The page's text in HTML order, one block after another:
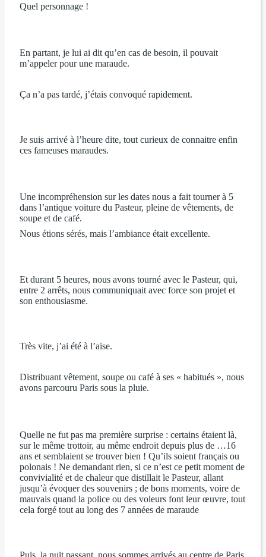
Quel personnage !
En partant, je lui ai dit qu’en cas de besoin, il pouvait
m’appeler pour une maraude.
Ça n’a pas tardé, j’étais convoqué rapidement.
Je suis arrivé à l’heure dite, tout curieux de connaitre enfin
ces fameuses maraudes.
Une incompréhension sur les dates nous a fait tourner à 5
dans l’antique voiture du Pasteur, pleine de vêtements, de
soupe et de café.
Nous étions sérés, mais l’ambiance était excellente.
Et durant 5 heures, nous avons tourné avec le Pasteur, qui,
entre 2 arrêts, nous communiquait avec force son projet et
son enthousiasme.
Très vite, j’ai été à l’aise.
Distribuant vêtement, soupe ou café à ses « habitués », nous
avons parcouru Paris sous la pluie.
Quelle ne fut pas ma première surprise : certains étaient là,
sur le même trottoir, au même endroit depuis plus de …16
ans et semblaient se trouver bien ! Qu’ils soient français ou
polonais ! Ne demandant rien, si ce n’est ce petit moment de
convivialité et de chaleur que distillait le Pasteur, allant
jusqu’à évoquer des souvenirs ; de bons moments, voire de
mauvais quand la police ou des voleurs font leur œuvre, tout
cela forgé tout au long des 7 années de maraude